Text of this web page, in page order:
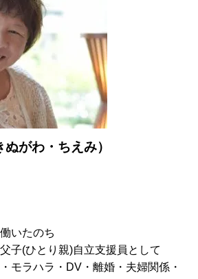
がわ・ちえみ）
いたのち
子(ひとり親)自立支援員として
モラハラ・DV・離婚・夫婦関係・